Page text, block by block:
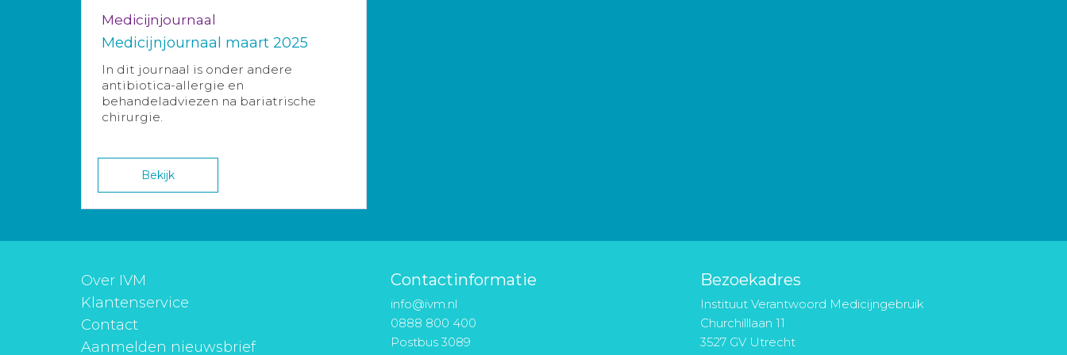
Medicijnjournaal
Medicijnjournaal maart 2025
In dit journaal is onder andere
antibiotica-allergie en
behandeladviezen na bariatrische
chirurgie.
Bekijk
Over IVM
Klantenservice
Contact
Aanmelden nieuwsbrief
Contactinformatie
info@ivm.nl
0888 800 400
Postbus 3089
Bezoekadres
Instituut Verantwoord Medicijngebruik
Churchilllaan 11
3527 GV Utrecht